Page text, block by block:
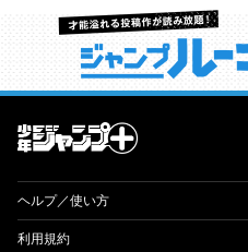
才能溢れる投稿作が読み
ヘルプ／使い方
利用規約